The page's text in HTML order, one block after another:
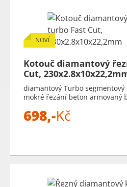
NOVÉ
Kotouč diamantový
Cut,
diamantový Turbo
mokré řezání beton armovaný
698,-Kč